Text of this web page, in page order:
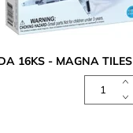
16KS - MAGNA TILES